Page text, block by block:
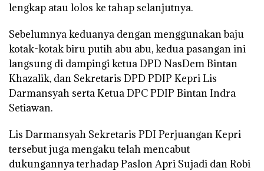
lengkap atau lolos ke tahap selanjutnya.
Sebelumnya keduanya dengan menggunakan baju
kotak-kotak biru putih abu abu, kedua pasangan ini
langsung di dampingi ketua DPD NasDem Bintan
Khazalik, dan Sekretaris DPD PDIP Kepri Lis
Darmansyah serta Ketua DPC PDIP Bintan Indra
Setiawan.
Lis Darmansyah Sekretaris PDI Perjuangan Kepri
tersebut juga mengaku telah mencabut
dukungannya terhadap Paslon Apri Sujadi dan Robi